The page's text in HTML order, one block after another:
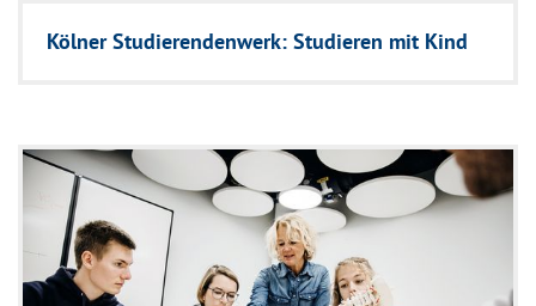
Kölner Studierendenwerk: Studieren mit Kind